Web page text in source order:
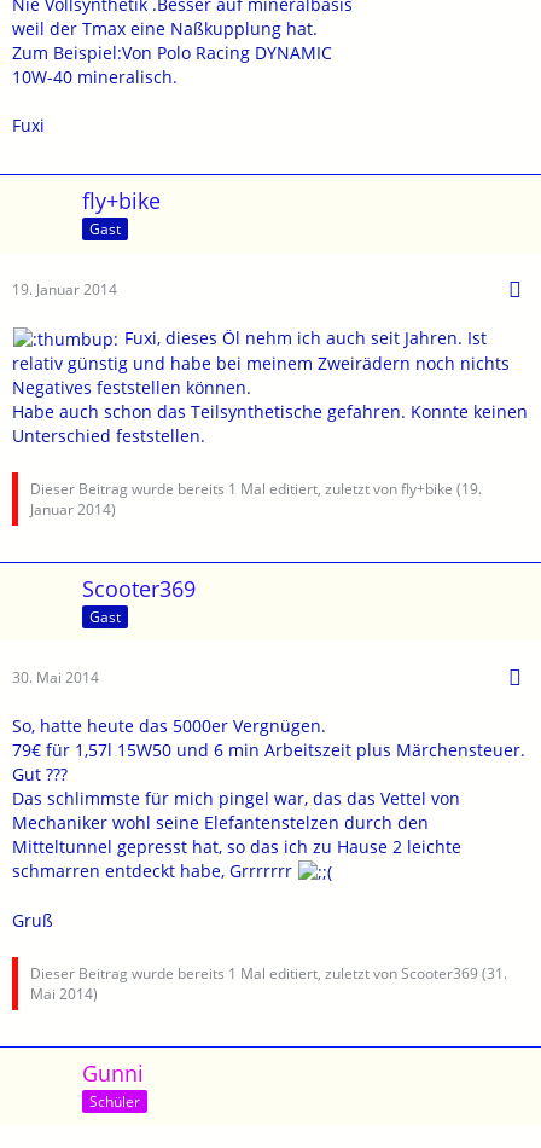
weil der Tmax eine Naßkupplung hat.
Zum Beispiel:Von Polo Racing DYNAMIC
10W-40 mineralisch.
Fuxi
fly+bike
Gast
19. Januar 2014
Fuxi, dieses Öl nehm ich auch seit Jahren. Ist
relativ günstig und habe bei meinem Zweirädern noch nichts
Negatives feststellen können.
Habe auch schon das Teilsynthetische gefahren. Konnte keinen
Unterschied feststellen.
Dieser Beitrag wurde bereits 1 Mal editiert, zuletzt von fly+bike (19.
Januar 2014)
Scooter369
Gast
30. Mai 2014
So, hatte heute das 5000er Vergnügen.
79€ für 1,57l 15W50 und 6 min Arbeitszeit plus Märchensteuer.
Gut ???
Das schlimmste für mich pingel war, das das Vettel von
Mechaniker wohl seine Elefantenstelzen durch den
Mitteltunnel gepresst hat, so das ich zu Hause 2 leichte
schmarren entdeckt habe, Grrrrrrr
Gruß
Dieser Beitrag wurde bereits 1 Mal editiert, zuletzt von Scooter369 (31.
Mai 2014)
Gunni
Schüler